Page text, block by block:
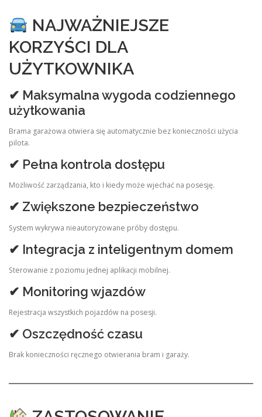
NAJWAŻNIEJSZE
KORZYŚCI DLA
UŻYTKOWNIKA
✔ Maksymalna wygoda codziennego
użytkowania
Brama garażowa otwiera się automatycznie bez konieczności użycia
pilota.
✔ Pełna kontrola dostępu
Możliwość zarządzania, kto i kiedy może wjechać na posesję.
✔ Zwiększone bezpieczeństwo
System wykrywa nieautoryzowane próby dostępu.
✔ Integracja z inteligentnym domem
Sterowanie z poziomu jednej aplikacji mobilnej.
✔ Monitoring wjazdów
Rejestracja wszystkich pojazdów na posesji.
✔ Oszczędność czasu
Brak konieczności ręcznego otwierania bram i garaży.